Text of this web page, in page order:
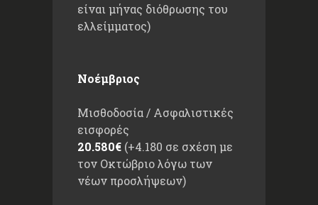
είναι μήνας διόθρωσης του
ελλείμματος)
Νοέμβριος
Μισθοδοσία / Ασφαλιστικές
εισφορές
20.580€(+4.180 σε σχέση με
τον Οκτώβριο λόγω των
νέων προσλήψεων)